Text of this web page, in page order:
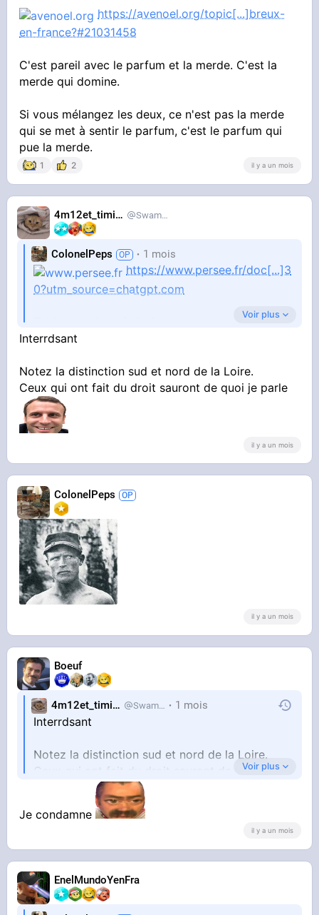
https://avenoel.org/topic[...]breux-
en-france?#21031458
C'est pareil avec le parfum et la merde. C'est la
merde qui domine.
Si vous mélangez les deux, ce n'est pas la merde
qui se met à sentir le parfum, c'est le parfum qui
pue la merde.
1 2 il y a un mois
4m12et_timide SwampDrainer
ColonelPeps 1 mois
https://www.persee.fr/doc[...]3
0?utm_source=chatgpt.com
Voir plus
Interrdsant
Notez la distinction sud et nord de la Loire.
Ceux qui ont fait du droit sauront de quoi je parle
il y a un mois
ColonelPeps
il y a un mois
Boeuf
4m12et_timide SwampDrainer 1 mois
Interrdsant
Notez la distinction sud et nord de la Loire.
Ceux qui ont fait du droit sauront de quoi je
parle
Voir plus
Je condamne
il y a un mois
EnelMundoYenFra